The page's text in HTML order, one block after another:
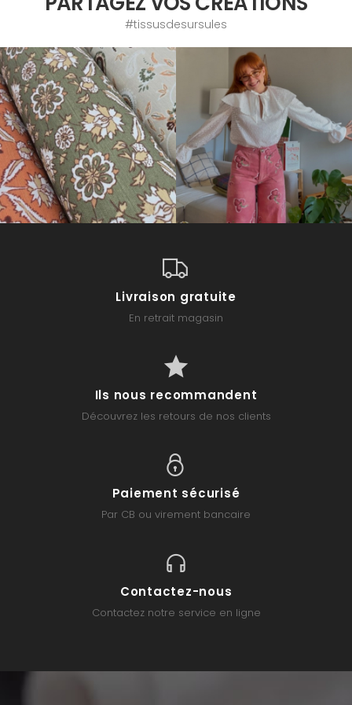
#tissusdesursules
Livraison gratuite
En retrait magasin
Ils nous recommandent
Découvrez les retours de nos clients
Paiement sécurisé
Par CB ou virement bancaire
Contactez-nous
Contactez notre service en ligne